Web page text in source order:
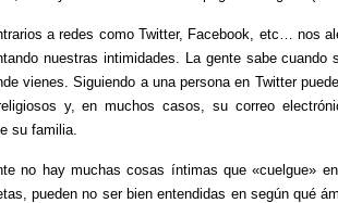
a redes como Twitter, Facebook, etc… nos
nuestras intimidades. La gente sabe cuando
vienes. Siguiendo a una persona en Twitter
y, en muchos casos, su correo
su familia.
no hay muchas cosas íntimas que «cuelgue»
pueden no ser bien entendidas en según qué